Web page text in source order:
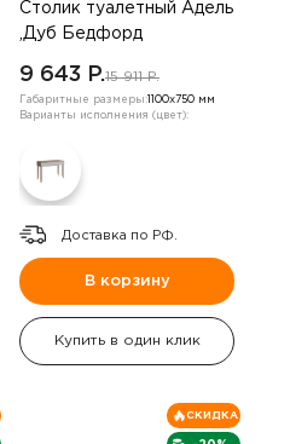
Столик туалетный Адель
,Дуб Бедфорд
9 643 P.15 911 P.
Габаритные размеры: 1100х750 мм
Варианты исполнения (цвет):
Доставка по РФ.
В корзину
Купить в один клик
СКИДКА